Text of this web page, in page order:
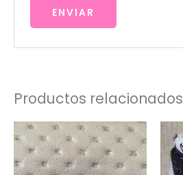
Productos relacionados